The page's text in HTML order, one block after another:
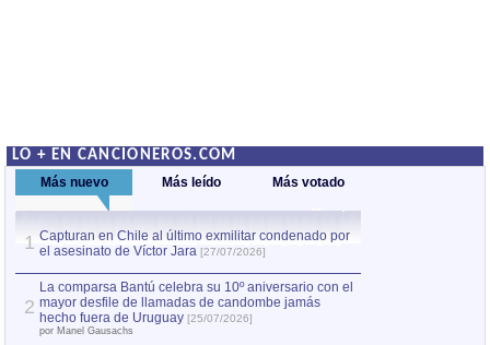
LO + EN CANCIONEROS.COM
Más nuevo Más leído Más votado
1 Capturan en Chile al último exmilitar condenado por
el asesinato de Víctor Jara [27/07/2026]
2
La comparsa Bantú celebra su 10º aniversario con el
mayor desfile de llamadas de candombe jamás
hecho fuera de Uruguay [25/07/2026]
por Manel Gausachs